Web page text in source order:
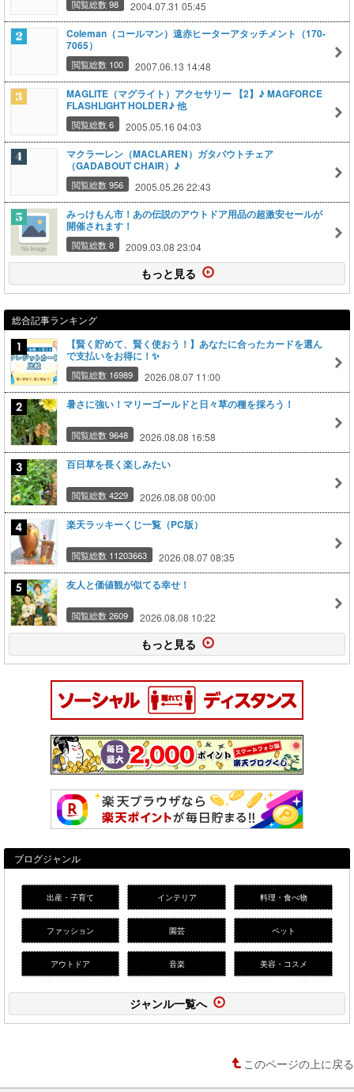
閲覧総数 98 2004.07.31 05:45
Coleman（コールマン）遠赤ヒーターアタッチメント（170-
7065）
閲覧総数 100 2007.06.13 14:48
MAGLITE（マグライト）アクセサリー 【2】♪ MAGFORCE
FLASHLIGHT HOLDER♪ 他
閲覧総数 6 2005.05.16 04:03
マクラーレン（MACLAREN）ガタバウトチェア
（GADABOUT CHAIR）♪
閲覧総数 956 2005.05.26 22:43
みっけもん市！あの伝説のアウトドア用品の超激安セールが
開催されます！
閲覧総数 8 2009.03.08 23:04
もっと見る
総合記事ランキング
【賢く貯めて、賢く使おう！】あなたに合ったカードを選ん
で支払いをお得に！✨
閲覧総数 16989 2026.08.07 11:00
暑さに強い！マリーゴールドと日々草の種を採ろう！
閲覧総数 9648 2026.08.08 16:58
百日草を長く楽しみたい
閲覧総数 4229 2026.08.08 00:00
楽天ラッキーくじ一覧（PC版）
閲覧総数 11203663 2026.08.07 08:35
友人と価値観が似てる幸せ！
閲覧総数 2609 2026.08.08 10:22
もっと見る
ブログジャンル
出産・子育て インテリア 料理・食べ物
ファッション 園芸 ペット
アウトドア 音楽 美容・コスメ
ジャンル一覧へ
このページの上に戻る